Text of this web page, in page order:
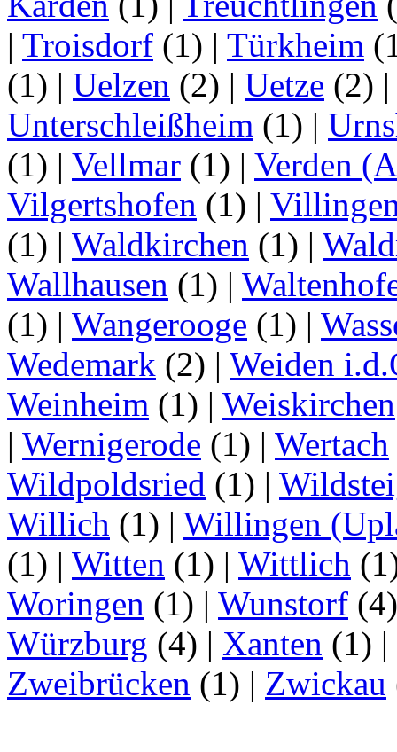
| Troisdorf (1) | Türkheim
(1) | Uelzen (2) | Uetze (2)
Unterschleißheim (1) |
(1) | Vellmar (1) | Verden
Vilgertshofen (1) |
(1) | Waldkirchen (1) |
Wallhausen (1) |
(1) | Wangerooge (1) |
Wedemark (2) | Weiden
Weinheim (1) | Weiskirchen
| Wernigerode (1) | Wertach
Wildpoldsried (1) |
Willich (1) | Willingen
(1) | Witten (1) | Wittlich
Woringen (1) | Wunstorf
Würzburg (4) | Xanten (1) |
Zweibrücken (1) | Zwickau